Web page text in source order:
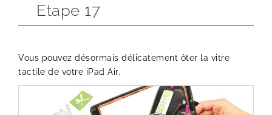
Etape 17
Vous pouvez désormais délicatement ôter la vitre
tactile de votre iPad Air.